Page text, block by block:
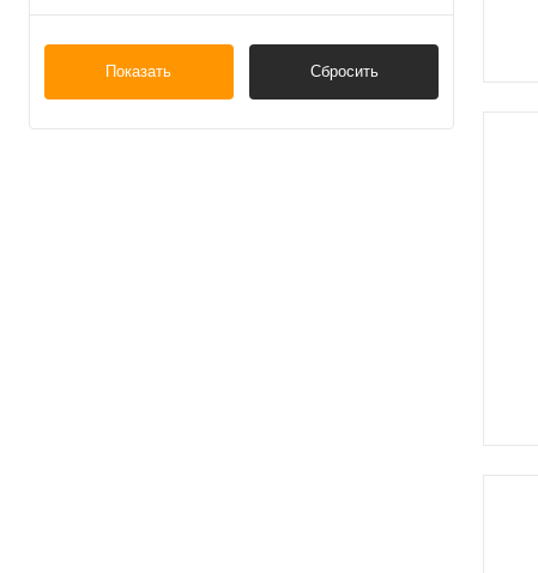
Показать Сбросить